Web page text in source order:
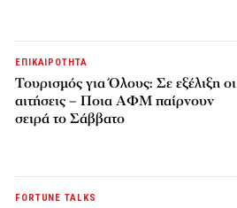
ΕΠΙΚΑΙΡΟΤΗΤΑ
Τουρισμός για Όλους: Σε εξέλιξη οι
αιτήσεις – Ποια ΑΦΜ παίρνουν
σειρά το Σάββατο
FORTUNE TALKS